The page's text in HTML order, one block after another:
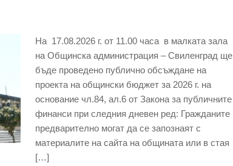
На 17.08.2026 г. от 11.00 часа в малката зала
на Общинска администрация – Свиленград ще
бъде проведено публично обсъждане на
проекта на общински бюджет за 2026 г. на
основание чл.84, ал.6 от Закона за публичните
финанси при следния дневен ред: Гражданите
предварително могат да се запознаят с
материалите на сайта на общината или в стая
[…]